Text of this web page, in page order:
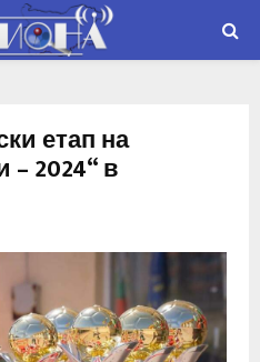
етап на
– 2024“ в